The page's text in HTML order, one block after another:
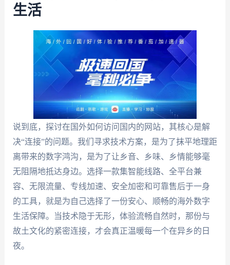
生活
说到底，探讨在国外如何访问国内的网站，其核心是解
决“连接”的问题。我们寻求技术方案，是为了抹平地理距
离带来的数字鸿沟，是为了让乡音、乡味、乡情能够毫
无阻隔地抵达身边。选择一款集智能线路、全平台兼
容、无限流量、专线加速、安全加密和可靠售后于一身
的工具，就是为自己选择了一份安心、顺畅的海外数字
生活保障。当技术隐于无形，体验流畅自然时，那份与
故土文化的紧密连接，才会真正温暖每一个在异乡的日
夜。